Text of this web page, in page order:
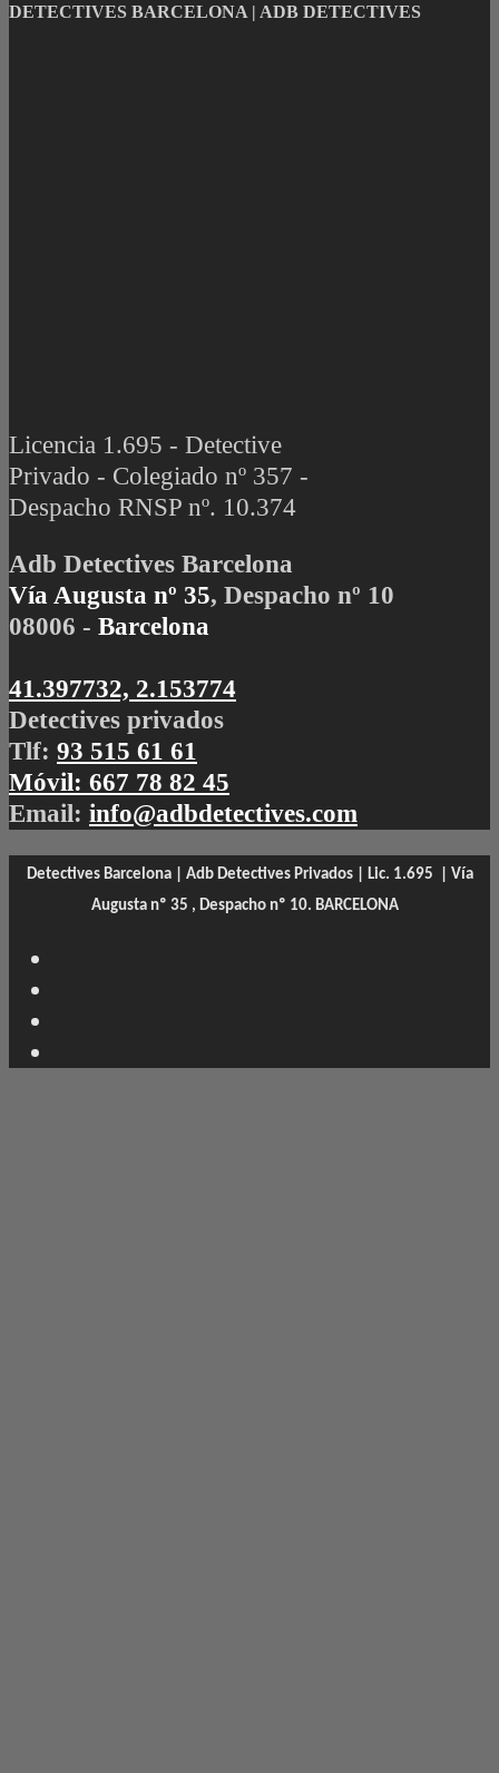
DETECTIVES BARCELONA | ADB DETECTIVES
Licencia 1.695 - Detective
Privado - Colegiado nº 357 -
Despacho RNSP nº. 10.374
Adb Detectives Barcelona
Vía Augusta nº 35, Despacho nº 10
08006 - Barcelona
41.397732, 2.153774
Detectives privados
Tlf: 93 515 61 61
Móvil: 667 78 82 45
Email: info@adbdetectives.com
Detectives Barcelona | Adb Detectives Privados | Lic. 1.695 | Vía
Augusta nº 35 , Despacho nº 10. BARCELONA